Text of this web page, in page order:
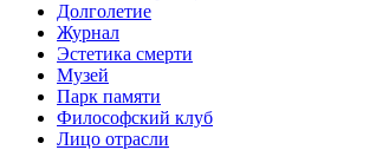
Долголетие
Журнал
Эстетика смерти
Музей
Парк памяти
Философский клуб
Лицо отрасли